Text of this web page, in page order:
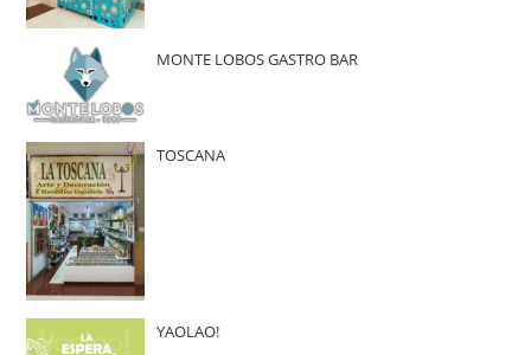
MONTE LOBOS GASTRO BAR
TOSCANA
YAOLAO!